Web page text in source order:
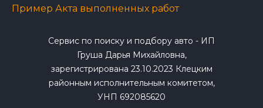
Пример Акта выполненных работ
Сервис по поиску и подбору авто - ИП
Груша Дарья Михайловна,
зарегистрирована 23.10.2023 Клецким
районным исполнительным комитетом,
УНП 692085620